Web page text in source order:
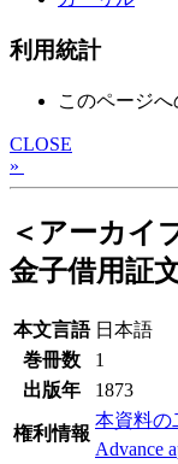
利用統計
このページへ
CLOSE
»
＜アーカイ
金子借用証
本文言語 日本語
巻冊数
1
出版年
1873
権利情報
本資料の
Advance